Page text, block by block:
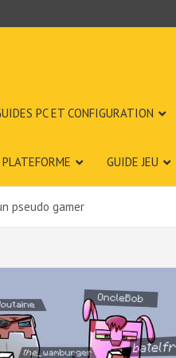
PC ET CONFIGURATION
GUIDE JEU
pseudo gamer